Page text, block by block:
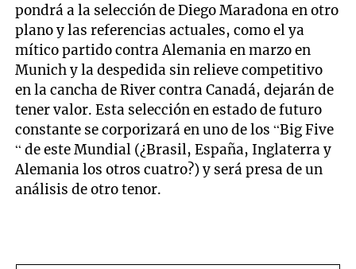
pondrá a la selección de Diego Maradona en otro
plano y las referencias actuales, como el ya
mítico partido contra Alemania en marzo en
Munich y la despedida sin relieve competitivo
en la cancha de River contra Canadá, dejarán de
tener valor. Esta selección en estado de futuro
constante se corporizará en uno de los “Big Five
“ de este Mundial (¿Brasil, España, Inglaterra y
Alemania los otros cuatro?) y será presa de un
análisis de otro tenor.